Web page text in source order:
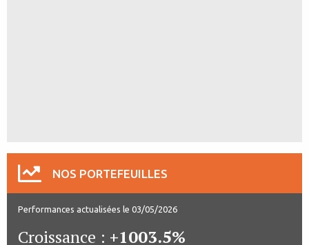
NOS PORTEFEUILLES
Performances actualisées le 03/05/2026
Croissance : +1003.5%